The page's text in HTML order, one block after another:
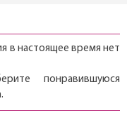
в настоящее время нет
понравившуюся